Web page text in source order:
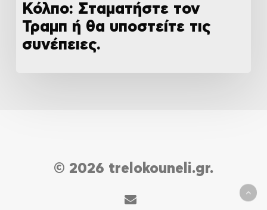
Κόλπο: Σταματήστε τον
Τραμπ ή θα υποστείτε τις
συνέπειες.
© 2026 trelokouneli.gr.
email